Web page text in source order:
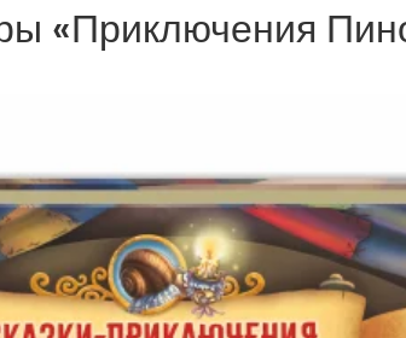
«Приключения